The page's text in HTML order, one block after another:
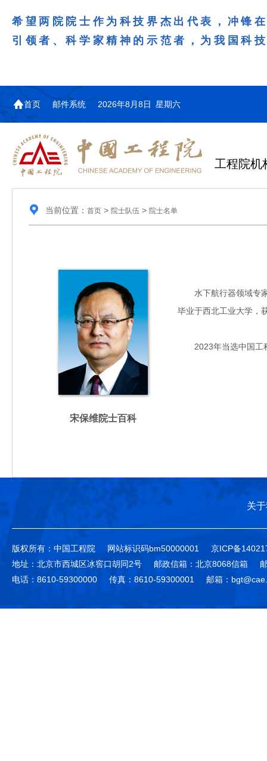
希望两院院士作为科技界杰出代表，冲锋
引领者、科学家精神的示范者，为我国科
首页 邮件系统 2026年8月8日 星期六
工程院机
当前位置： 首页> 院士队伍 > 院士名单
宋保维院士百科
水下航行器领域专家
毕业于西北工业大学，
2023年当选中国工
关
版权所有：中国工程院 网站标识码bm50000001
京ICP备
地址：北京市西城区冰窖口胡同2号
邮政信箱：北京8068信箱
电话：8610-59300000
传真：8610-59300001 邮箱：